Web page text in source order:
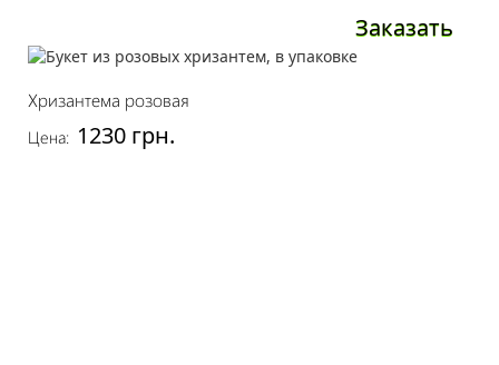
Заказать
Хризантема розовая
Цена: 1230 грн.